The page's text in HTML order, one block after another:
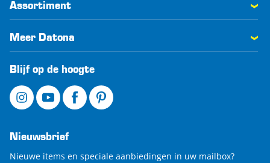
Assortiment
Meer Datona
Blijf op de hoogte
Nieuwsbrief
Nieuwe items en speciale aanbiedingen in uw mailbox?